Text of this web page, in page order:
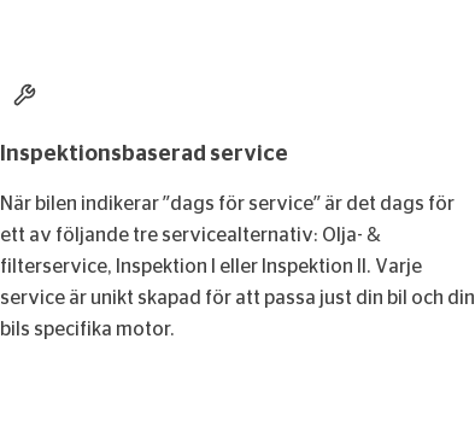
Inspektionsbaserad service
När bilen indikerar ”dags för service” är det dags för
ett av följande tre servicealternativ: Olja- &
filterservice, Inspektion I eller Inspektion II. Varje
service är unikt skapad för att passa just din bil och din
bils specifika motor.